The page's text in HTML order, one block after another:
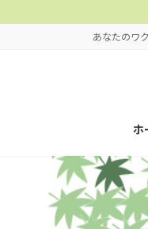
ン
ビ
あなたのワ
ホ